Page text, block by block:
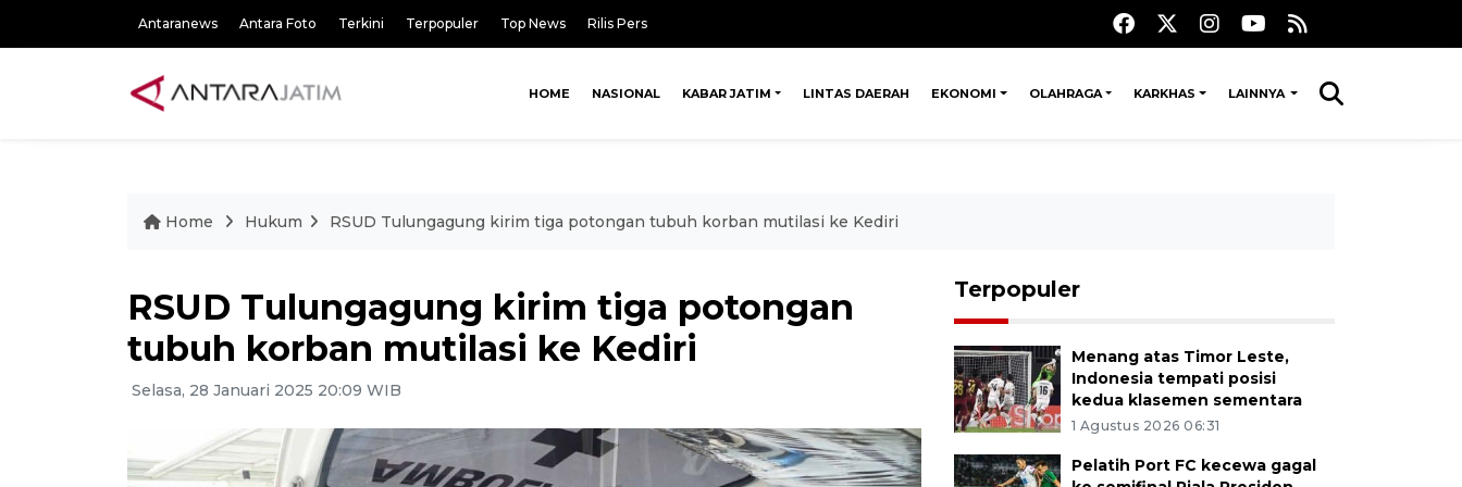
Antaranews Antara Foto Terkini Terpopuler Top News Rilis Pers
HOME NASIONAL KABAR JATIM LINTAS DAERAH EKONOMI OLAHRAGA KARKHAS LAINNYA
Home Hukum RSUD Tulungagung kirim tiga potongan tubuh korban mutilasi ke Kediri
RSUD Tulungagung kirim tiga potongan
tubuh korban mutilasi ke Kediri
Selasa, 28 Januari 2025 20:09 WIB
Terpopuler
Menang atas Timor Leste,
Indonesia tempati posisi
kedua klasemen sementara
1 Agustus 2026 06:31
Pelatih Port FC kecewa gagal